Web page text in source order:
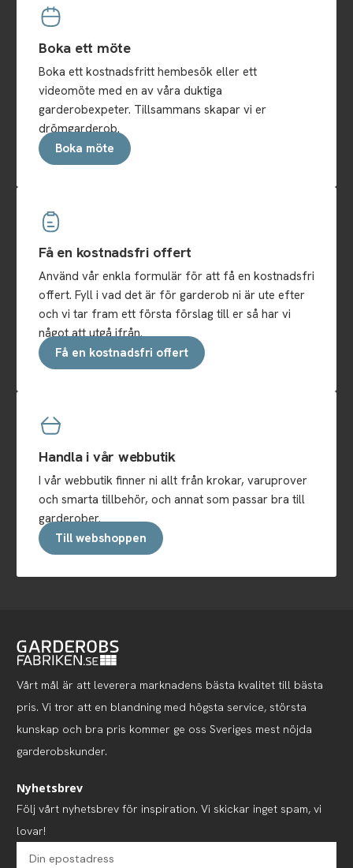
Boka ett möte
Boka ett kostnadsfritt hembesök eller ett
videomöte med en av våra duktiga
garderobexpeter. Tillsammans skapar vi er
drömgarderob.
Boka möte
Få en kostnadsfri offert
Använd vår enkla formulär för att få en kostnadsfri
offert. Fyll i vad det är för garderob ni är ute efter
och vi tar fram ett första förslag till er så har vi
något att utgå ifrån.
Få en kostnadsfri offert
Handla i vår webbutik
I vår webbutik finner ni allt från krokar, varuprover
och smarta tillbehör, och annat som passar bra till
garderober.
Till webshoppen
Vårt mål är att leverera marknadens bästa kvalitet till bästa
pris. Vi tror att en blandning med högsta service, största
kunskap och bra pris kommer ge oss Sveriges mest nöjda
garderobskunder.
Nyhetsbrev
Följ vårt nyhetsbrev för inspiration. Vi skickar inget spam, vi
lovar!